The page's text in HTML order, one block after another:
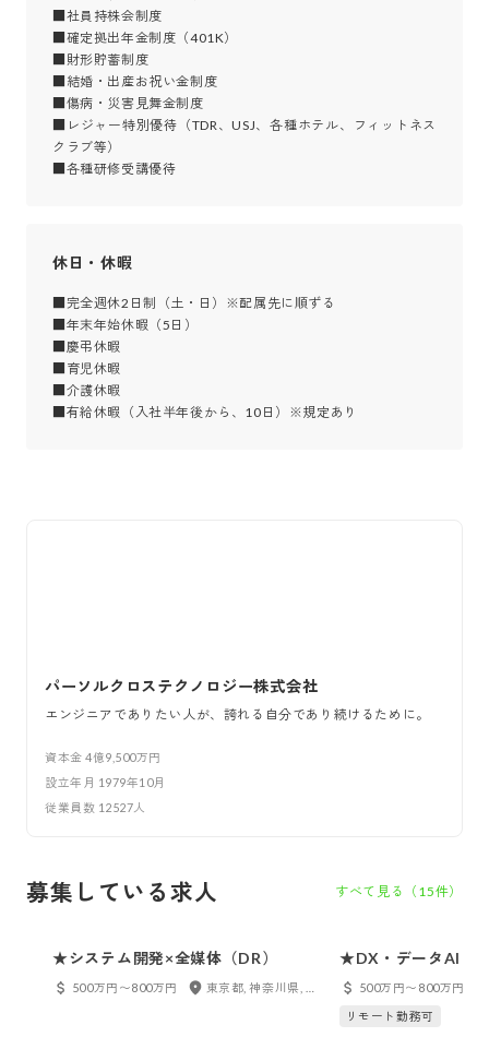
■社員持株会制度
■確定拠出年金制度（401K）
■財形貯蓄制度
■結婚・出産お祝い金制度
■傷病・災害見舞金制度
■レジャー特別優待（TDR、USJ、各種ホテル、フィットネス
クラブ等）
■各種研修受講優待
休日・休暇
■完全週休2日制（土・日）※配属先に順ずる
■年末年始休暇（5日）
■慶弔休暇
■育児休暇
■介護休暇
■有給休暇（入社半年後から、10日）※規定あり
パーソルクロステクノロジー株式会社
エンジニアでありたい人が、誇れる自分であり続けるために。
資本金4億9,500万円
設立年月 1979年10月
従業員数 12527人
募集している求人 すべて見る（ 15件）
★システム開発×全媒体（DR）
500万円〜800万円
★DX・データAI・
体（DR）
500万円〜800万円
リモート勤務可